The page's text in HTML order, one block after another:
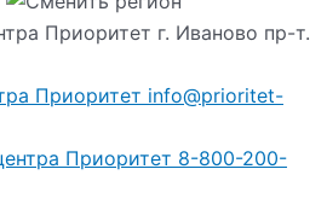
г. Иваново пр-т.
info@prioritet-
8-800-200-